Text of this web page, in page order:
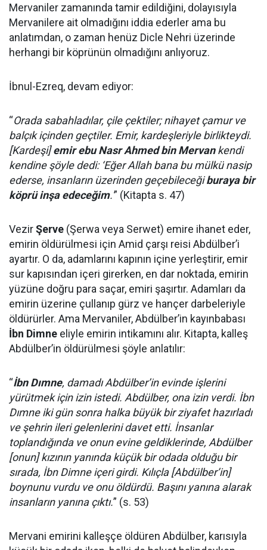
Mervaniler zamanında tamir edildiğini, dolayısıyla
Mervanilere ait olmadığını iddia ederler ama bu
anlatımdan, o zaman henüz Dicle Nehri üzerinde
herhangi bir köprünün olmadığını anlıyoruz.
İbnul-Ezreq, devam ediyor:
“Orada sabahladılar, çile çektiler; nihayet çamur ve
balçık içinden geçtiler. Emir, kardeşleriyle birlikteydi.
[Kardeşi]emir ebu Nasr Ahmed bin Mervankendi
kendine şöyle dedi: ‘Eğer Allah bana bu mülkü nasip
ederse, insanların üzerinden geçebileceğiburaya bir
köprü inşa edeceğim.'” (Kitapta s. 47)
VezirŞerve (Şerwa veya Serwet) emire ihanet eder,
emirin öldürülmesi için Amid çarşı reisi Abdülber’i
ayartır. O da, adamlarını kapının içine yerleştirir, emir
sur kapısından içeri girerken, en dar noktada, emirin
yüzüne doğru para saçar, emiri şaşırtır. Adamları da
emirin üzerine çullanıp gürz ve hançer darbeleriyle
öldürürler. Ama Mervaniler, Abdülber’in kayınbabası
İbn Dimne eliyle emirin intikamını alır. Kitapta, kalleş
Abdülber’in öldürülmesi şöyle anlatılır:
“İbn Dımne, damadı Abdülber’in evinde işlerini
yürütmek için izin istedi. Abdülber, ona izin verdi. İbn
Dımne iki gün sonra halka büyük bir ziyafet hazırladı
ve şehrin ileri gelenlerini davet etti. İnsanlar
toplandığında ve onun evine geldiklerinde, Abdülber
[onun] kızının yanında küçük bir odada olduğu bir
sırada, İbn Dimne içeri girdi. Kılıçla [Abdülber’in]
boynunu vurdu ve onu öldürdü. Başını yanına alarak
insanların yanına çıktı.” (s. 53)
Mervani emirini kalleşçe öldüren Abdülber, karısıyla